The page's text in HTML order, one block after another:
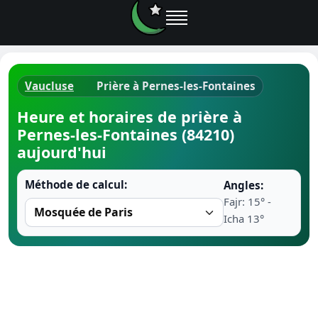
Ramadan
Coran
Vaucluse Prière à Pernes-les-Fontaines
Heure et horaires de prière à
Pernes-les-Fontaines (84210)
aujourd'hui
Méthode de calcul:
Angles:
Fajr: 15° -
Icha 13°